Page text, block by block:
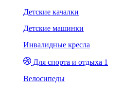
Детские качалки
Детские машинки
Инвалидные кресла
Для спорта и отдыха 1
Велосипеды